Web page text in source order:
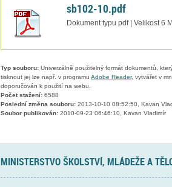
sb102-10.pdf
Dokument typu pdf | Velikost 6
Typ souboru: Univerzálně použitelný formát dokumentů,
tisknout jej lze např. v programu Adobe Reader, vytvářet v
doporučován k použití na webu.
Počet stažení: 6588
Poslední změna souboru: 2013-10-10 08:52:50, Kavan
Soubor publikován: 2010-09-23 06:46:10, Kavan Vladimír
MINISTERSTVO ŠKOLSTVÍ, MLÁDEŽE A